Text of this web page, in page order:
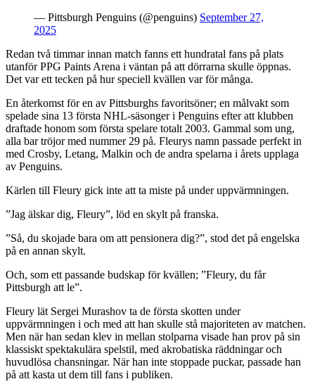
— Pittsburgh Penguins (@penguins) September 27,
2025
Redan två timmar innan match fanns ett hundratal fans på plats
utanför PPG Paints Arena i väntan på att dörrarna skulle öppnas.
Det var ett tecken på hur speciell kvällen var för många.
En återkomst för en av Pittsburghs favoritsöner; en målvakt som
spelade sina 13 första NHL-säsonger i Penguins efter att klubben
draftade honom som första spelare totalt 2003. Gammal som ung,
alla bar tröjor med nummer 29 på. Fleurys namn passade perfekt in
med Crosby, Letang, Malkin och de andra spelarna i årets upplaga
av Penguins.
Kärlen till Fleury gick inte att ta miste på under uppvärmningen.
”Jag älskar dig, Fleury”, löd en skylt på franska.
”Så, du skojade bara om att pensionera dig?”, stod det på engelska
på en annan skylt.
Och, som ett passande budskap för kvällen; ”Fleury, du får
Pittsburgh att le”.
Fleury lät Sergei Murashov ta de första skotten under
uppvärmningen i och med att han skulle stå majoriteten av matchen.
Men när han sedan klev in mellan stolparna visade han prov på sin
klassiskt spektakulära spelstil, med akrobatiska räddningar och
huvudlösa chansningar. När han inte stoppade puckar, passade han
på att kasta ut dem till fans i publiken.